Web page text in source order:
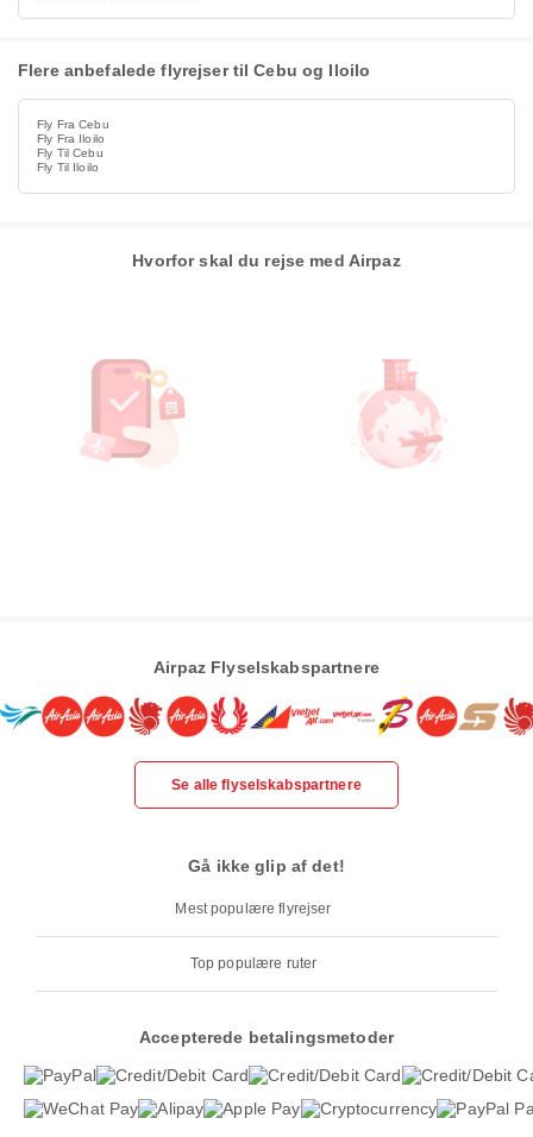
Flere anbefalede flyrejser til Cebu og Iloilo
Fly Fra Cebu
Fly Fra Iloilo
Fly Til Cebu
Fly Til Iloilo
Hvorfor skal du rejse med Airpaz
Airpaz Flyselskabspartnere
Se alle flyselskabspartnere
Gå ikke glip af det!
Mest populære flyrejser
Top populære ruter
Accepterede betalingsmetoder